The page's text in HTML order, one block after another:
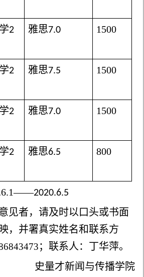
2 雅思7.0 1500
2 雅思7.5 1500
2 雅思7.0 1500
2 雅思6.5 800
——2020.6.5
见者，请及时以口头或书面
，并署真实姓名和联系方
；联系人：丁华萍。
史量才新闻与传播学院